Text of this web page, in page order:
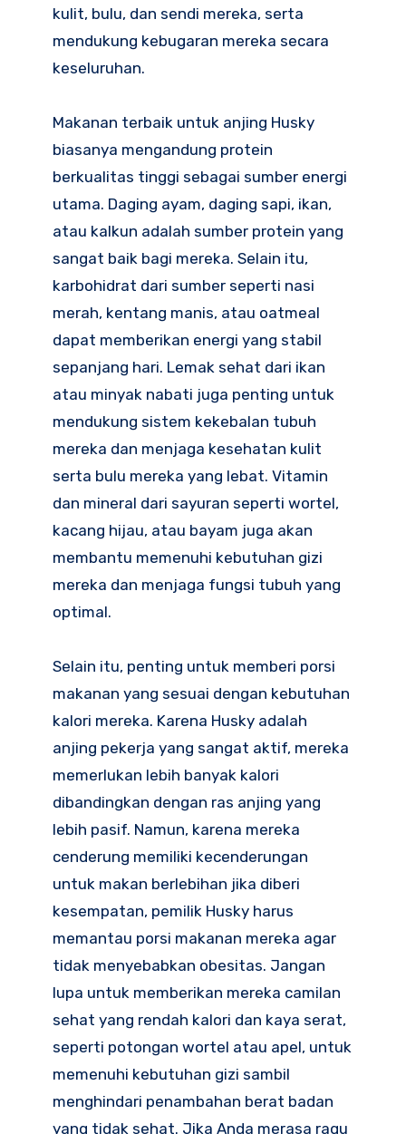
kulit, bulu, dan sendi mereka, serta
mendukung kebugaran mereka secara
keseluruhan.
Makanan terbaik untuk anjing Husky
biasanya mengandung protein
berkualitas tinggi sebagai sumber energi
utama. Daging ayam, daging sapi, ikan,
atau kalkun adalah sumber protein yang
sangat baik bagi mereka. Selain itu,
karbohidrat dari sumber seperti nasi
merah, kentang manis, atau oatmeal
dapat memberikan energi yang stabil
sepanjang hari. Lemak sehat dari ikan
atau minyak nabati juga penting untuk
mendukung sistem kekebalan tubuh
mereka dan menjaga kesehatan kulit
serta bulu mereka yang lebat. Vitamin
dan mineral dari sayuran seperti wortel,
kacang hijau, atau bayam juga akan
membantu memenuhi kebutuhan gizi
mereka dan menjaga fungsi tubuh yang
optimal.
Selain itu, penting untuk memberi porsi
makanan yang sesuai dengan kebutuhan
kalori mereka. Karena Husky adalah
anjing pekerja yang sangat aktif, mereka
memerlukan lebih banyak kalori
dibandingkan dengan ras anjing yang
lebih pasif. Namun, karena mereka
cenderung memiliki kecenderungan
untuk makan berlebihan jika diberi
kesempatan, pemilik Husky harus
memantau porsi makanan mereka agar
tidak menyebabkan obesitas. Jangan
lupa untuk memberikan mereka camilan
sehat yang rendah kalori dan kaya serat,
seperti potongan wortel atau apel, untuk
memenuhi kebutuhan gizi sambil
menghindari penambahan berat badan
yang tidak sehat. Jika Anda merasa ragu